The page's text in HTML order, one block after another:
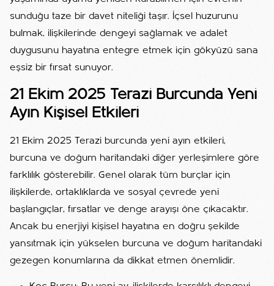
sunduğu taze bir davet niteliği taşır. İçsel huzurunu
bulmak, ilişkilerinde dengeyi sağlamak ve adalet
duygusunu hayatına entegre etmek için gökyüzü sana
eşsiz bir fırsat sunuyor.
21 Ekim 2025 Terazi Burcunda Yeni
Ayın Kişisel Etkileri
21 Ekim 2025 Terazi burcunda yeni ayın etkileri,
burcuna ve doğum haritandaki diğer yerleşimlere göre
farklılık gösterebilir. Genel olarak tüm burçlar için
ilişkilerde, ortaklıklarda ve sosyal çevrede yeni
başlangıçlar, fırsatlar ve denge arayışı öne çıkacaktır.
Ancak bu enerjiyi kişisel hayatına en doğru şekilde
yansıtmak için yükselen burcuna ve doğum haritandaki
gezegen konumlarına da dikkat etmen önemlidir.